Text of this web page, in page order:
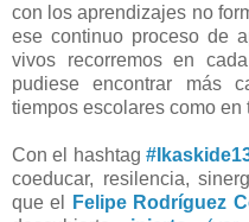
con los aprendizajes no
ese continuo proceso de
vivos recorremos en
pudiese encontrar más
tiempos escolares como en
Con el hashtag
coeducar, resilencia,
que el
Felipe Rodríguez